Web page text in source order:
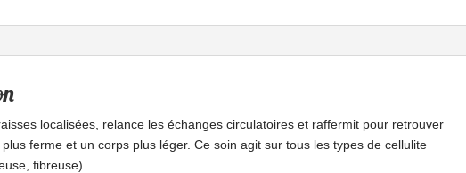
localisées, relance les échanges circulatoires et raffermit pour retrouver
ferme et un corps plus léger. Ce soin agit sur tous les types de cellulite
fibreuse)